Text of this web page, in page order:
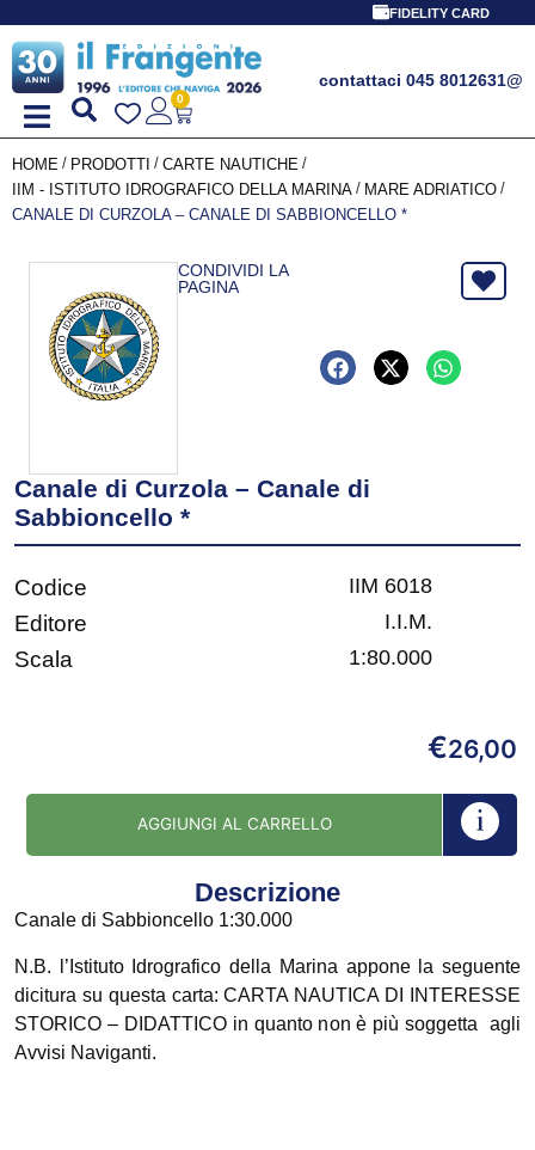
FIDELITY CARD
contattaci 045 8012631@
0
HOME / PRODOTTI / CARTE NAUTICHE /
IIM - ISTITUTO IDROGRAFICO DELLA MARINA / MARE ADRIATICO /
CANALE DI CURZOLA – CANALE DI SABBIONCELLO *
CONDIVIDI LA
PAGINA
Canale di Curzola – Canale di
Sabbioncello *
Codice IIM 6018
Editore I.I.M.
Scala 1:80.000
€26,00
AGGIUNGI AL CARRELLO
Descrizione
Canale di Sabbioncello 1:30.000
N.B. l’Istituto Idrografico della Marina appone la seguente
dicitura su questa carta: CARTA NAUTICA DI INTERESSE
STORICO – DIDATTICO in quanto non è più soggetta agli
Avvisi Naviganti.